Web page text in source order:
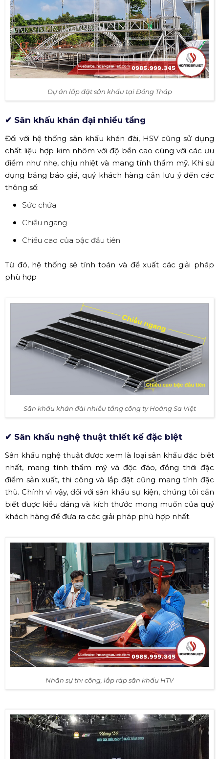
Dự án lắp đặt sân khấu tại Đồng Tháp
✔ Sân khấu khán đại nhiều tầng
Đối với hệ thống sân khấu khán đài, HSV cũng sử dụng
chất liệu hợp kim nhôm với độ bền cao cùng với các ưu
điểm như nhẹ, chịu nhiệt và mang tính thẩm mỹ. Khi sử
dụng bảng báo giá, quý khách hàng cần lưu ý đến các
thông số:
Sức chứa
Chiều ngang
Chiều cao của bậc đầu tiên
Từ đó, hệ thống sẽ tính toán và đề xuất các giải pháp
phù hợp
Sân khấu khán đài nhiều tầng công ty Hoàng Sa Việt
✔ Sân khấu nghệ thuật thiết kế đặc biệt
Sân khấu nghệ thuật được xem là loại sân khấu đặc biệt
nhất, mang tính thẩm mỹ và độc đáo, đồng thời đặc
điểm sản xuất, thi công và lắp đặt cũng mang tính đặc
thù. Chính vì vậy, đối với sân khấu sự kiện, chúng tôi cần
biết được kiểu dáng và kích thước mong muốn của quý
khách hàng để đưa ra các giải pháp phù hợp nhất.
Nhân sự thi công, lắp ráp sân khấu HTV